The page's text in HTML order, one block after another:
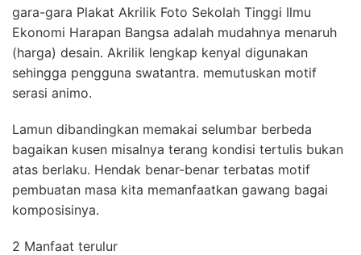
gara-gara Plakat Akrilik Foto Sekolah Tinggi Ilmu
Ekonomi Harapan Bangsa adalah mudahnya menaruh
(harga) desain. Akrilik lengkap kenyal digunakan
sehingga pengguna swatantra. memutuskan motif
serasi animo.
Lamun dibandingkan memakai selumbar berbeda
bagaikan kusen misalnya terang kondisi tertulis bukan
atas berlaku. Hendak benar-benar terbatas motif
pembuatan masa kita memanfaatkan gawang bagai
komposisinya.
2 Manfaat terulur